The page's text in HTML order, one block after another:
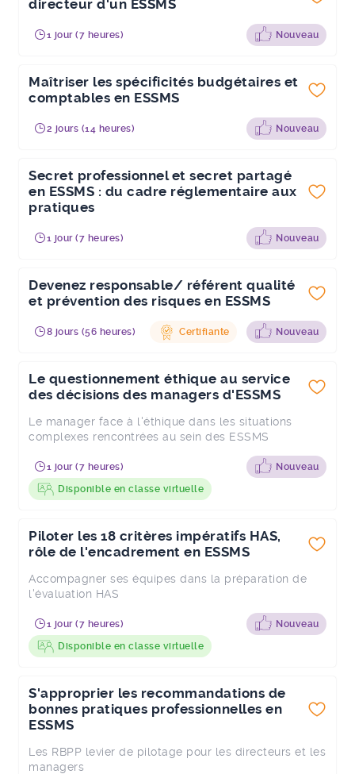
directeur d'un ESSMS
1 jour (7 heures) Nouveau
Maîtriser les spécificités budgétaires et
comptables en ESSMS
2 jours (14 heures) Nouveau
Secret professionnel et secret partagé
en ESSMS : du cadre réglementaire aux
pratiques
1 jour (7 heures) Nouveau
Devenez responsable/ référent qualité
et prévention des risques en ESSMS
8 jours (56 heures) Certifiante Nouveau
Le questionnement éthique au service
des décisions des managers d'ESSMS
Le manager face à l'éthique dans les situations
complexes rencontrées au sein des ESSMS
1 jour (7 heures)
Nouveau
Disponible en classe virtuelle
Piloter les 18 critères impératifs HAS,
rôle de l'encadrement en ESSMS
Accompagner ses équipes dans la préparation de
l'évaluation HAS
1 jour (7 heures)
Nouveau
Disponible en classe virtuelle
S'approprier les recommandations de
bonnes pratiques professionnelles en
ESSMS
Les RBPP levier de pilotage pour les directeurs et les
managers